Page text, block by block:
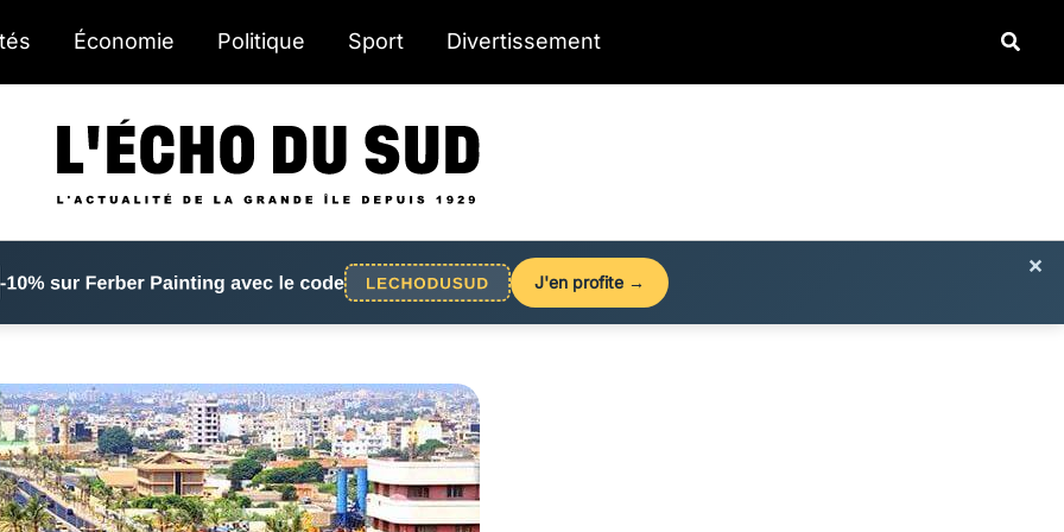
Économie Politique Sport Divertissement
×
J'en profite →